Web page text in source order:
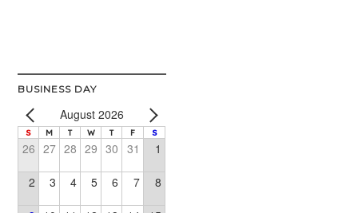
BUSINESS DAY
August 2026
S M T W T F S
26 27 28 29 30 31 1
2 3 4 5 6 7 8